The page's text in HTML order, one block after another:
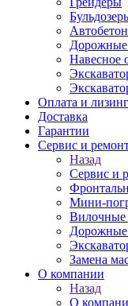
Дорожные
Навесное
Оплата и лизинг
Доставка
Гарантии
Сервис и
Назад
Сервис и
Мини-
Вилочные
Дорожные
Замена
О компании
Назад
О